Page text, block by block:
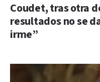
Coudet, tras otra
resultados no se
irme”